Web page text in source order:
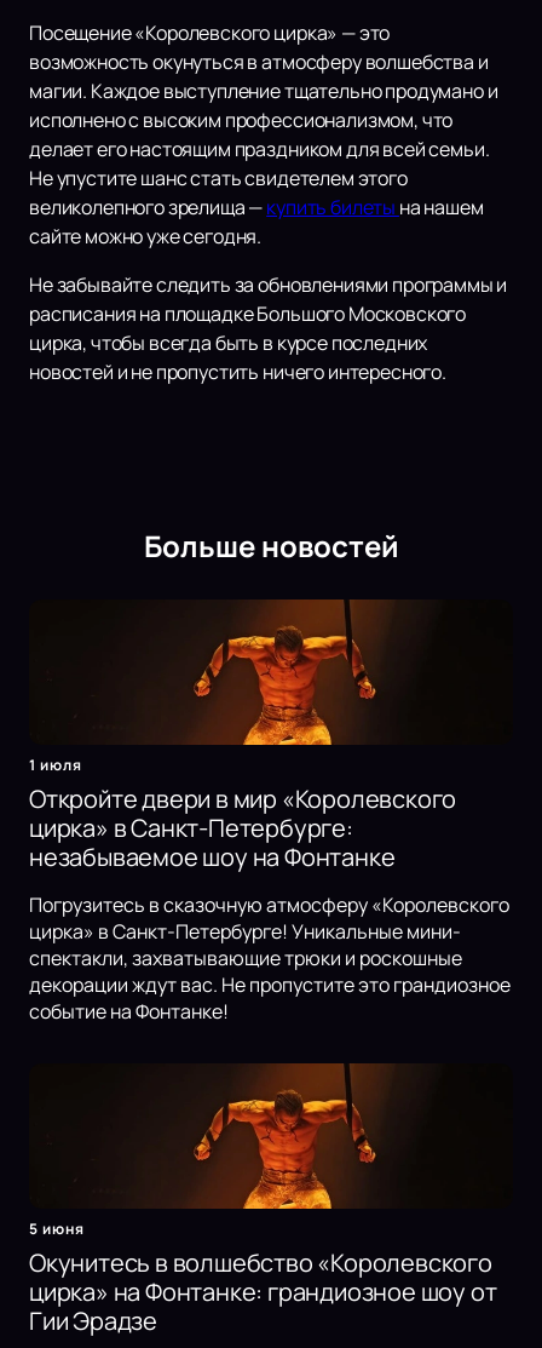
Посещение «Королевского цирка» — это
возможность окунуться в атмосферу волшебства и
магии. Каждое выступление тщательно продумано и
исполнено с высоким профессионализмом, что
делает его настоящим праздником для всей семьи.
Не упустите шанс стать свидетелем этого
великолепного зрелища —купить билеты на нашем
сайте можно уже сегодня.
Не забывайте следить за обновлениями программы и
расписания на площадке Большого Московского
цирка, чтобы всегда быть в курсе последних
новостей и не пропустить ничего интересного.
Больше новостей
1 июля
Откройте двери в мир «Королевского
цирка» в Санкт-Петербурге:
незабываемое шоу на Фонтанке
Погрузитесь в сказочную атмосферу «Королевского
цирка» в Санкт-Петербурге! Уникальные мини-
спектакли, захватывающие трюки и роскошные
декорации ждут вас. Не пропустите это грандиозное
событие на Фонтанке!
5 июня
Окунитесь в волшебство «Королевского
цирка» на Фонтанке: грандиозное шоу от
Гии Эрадзе